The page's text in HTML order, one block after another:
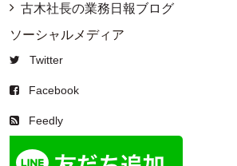
古木社長の業務日報ブログ
ソーシャルメディア
Twitter
Facebook
Feedly